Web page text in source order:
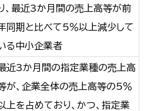
、最近3か月間の売上高等が前
同期と比べて5％以上減少して
る中小企業者
近3か月間の指定業種の売上高
が、企業全体の売上高等の5％
上を占めており、かつ、指定業